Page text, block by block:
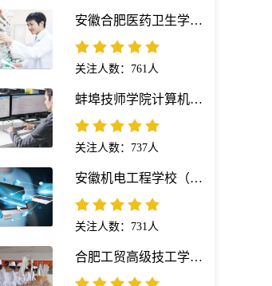
安徽合肥医药卫生学校（安徽红十字会卫生学校）药剂专业
关注人数：761人
蚌埠技师学院计算机网络技术专业
关注人数：737人
安徽机电工程学校（凤阳科技学校）计算机应用简介
关注人数：731人
合肥工贸高级技工学校护理专业